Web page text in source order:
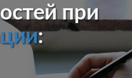
при
: